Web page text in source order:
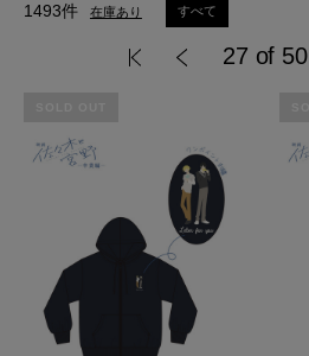
1493件 在庫あり すべて
27 of 50